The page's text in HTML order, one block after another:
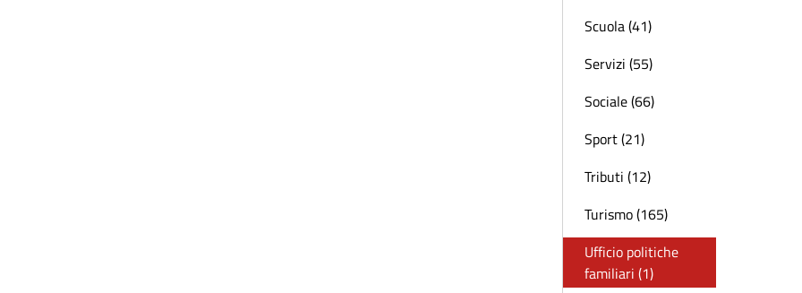
Scuola (41)
Servizi (55)
Sociale (66)
Sport (21)
Tributi (12)
Turismo (165)
Ufficio politiche
familiari (1)